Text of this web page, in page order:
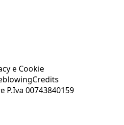
e Cookie
Credits
P.Iva 00743840159